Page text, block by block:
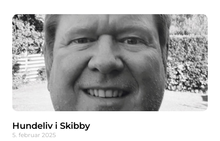
Hundeliv i Skibby
5. februar 2025